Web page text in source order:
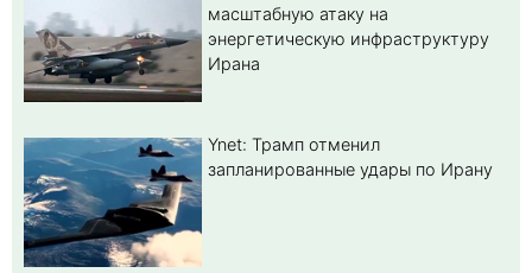
масштабную атаку на
энергетическую инфраструктуру
Ирана
Ynet: Трамп отменил
запланированные удары по Ирану